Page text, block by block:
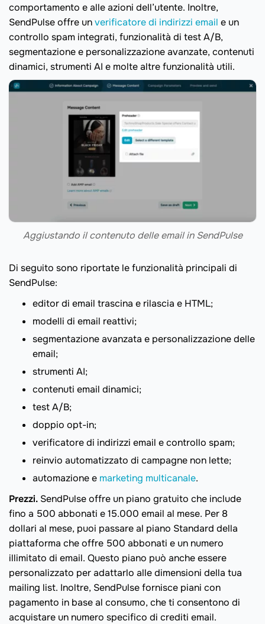
comportamento e alle azioni dell’utente. Inoltre,
SendPulse offre unverificatore di indirizzi email e un
controllo spam integrati, funzionalità di test A/B,
segmentazione e personalizzazione avanzate, contenuti
dinamici, strumenti AI e molte altre funzionalità utili.
Aggiustando il contenuto delle email in SendPulse
Di seguito sono riportate le funzionalità principali di
SendPulse:
editor di email trascina e rilascia e HTML;
modelli di email reattivi;
segmentazione avanzata e personalizzazione delle
email;
strumenti AI;
contenuti email dinamici;
test A/B;
doppio opt-in;
verificatore di indirizzi email e controllo spam;
reinvio automatizzato di campagne non lette;
automazione e marketing multicanale.
Prezzi. SendPulse offre un piano gratuito che include
fino a 500 abbonati e 15.000 email al mese. Per 8
dollari al mese, puoi passare al piano Standard della
piattaforma che offre 500 abbonati e un numero
illimitato di email. Questo piano può anche essere
personalizzato per adattarlo alle dimensioni della tua
mailing list. Inoltre, SendPulse fornisce piani con
pagamento in base al consumo, che ti consentono di
acquistare un numero specifico di crediti email.